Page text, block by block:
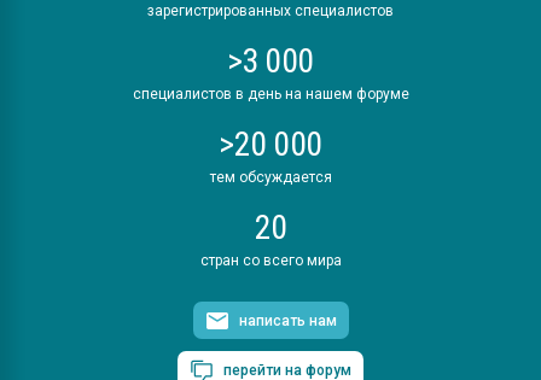
зарегистрированных специалистов
>3 000
специалистов в день на нашем форуме
>20 000
тем обсуждается
20
стран со всего мира
написать нам
перейти на форум